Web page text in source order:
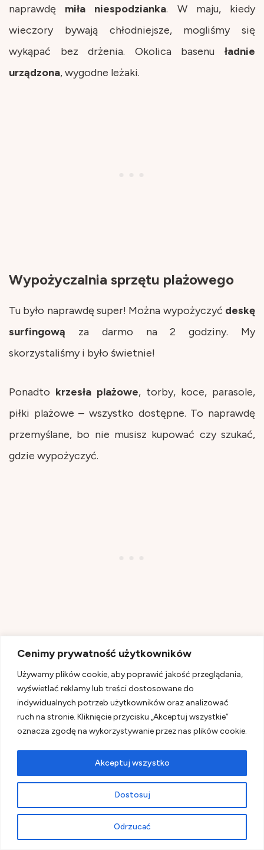
Cenimy prywatność użytkowników
Używamy plików cookie, aby poprawić jakość przeglądania,
wyświetlać reklamy lub treści dostosowane do
indywidualnych potrzeb użytkowników oraz analizować
ruch na stronie. Kliknięcie przycisku „Akceptuj wszystkie”
oznacza zgodę na wykorzystywanie przez nas plików cookie.
Dostosuj
Odrzucać
Akceptuj wszystko
naprawdę miła niespodzianka. W maju, kiedy
wieczory bywają chłodniejsze, mogliśmy się
wykąpać bez drżenia. Okolica basenu ładnie
urządzona, wygodne leżaki.
Wypożyczalnia sprzętu plażowego
Tu było naprawdę super! Można wypożyczyć deskę
surfingową za darmo na 2 godziny. My
skorzystaliśmy i było świetnie!
Ponadto krzesła plażowe, torby, koce, parasole,
piłki plażowe – wszystko dostępne. To naprawdę
przemyślane, bo nie musisz kupować czy szukać,
gdzie wypożyczyć.
Są też planszówki
, co było miłym zaskoczeniem na
wieczory, kiedy nie chciało się już nigdzie chodzić.